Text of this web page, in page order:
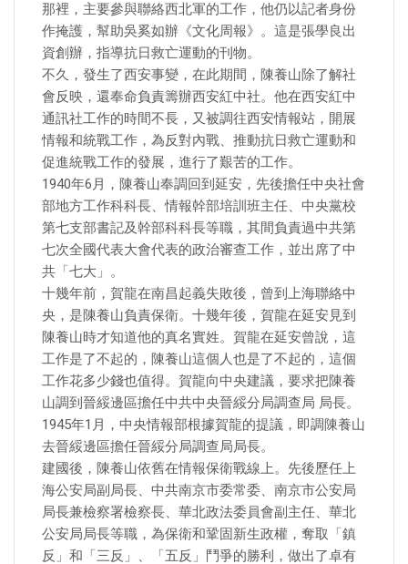
那裡，主要參與聯絡西北軍的工作，他仍以記者身份
作掩護，幫助吳奚如辦《文化周報》。這是張學良出
資創辦，指導抗日救亡運動的刊物。
不久，發生了西安事變，在此期間，陳養山除了解社
會反映，還奉命負責籌辦西安紅中社。他在西安紅中
通訊社工作的時間不長，又被調往西安情報站，開展
情報和統戰工作，為反對內戰、推動抗日救亡運動和
促進統戰工作的發展，進行了艱苦的工作。
1940年6月，陳養山奉調回到延安，先後擔任中央社會
部地方工作科科長、情報幹部培訓班主任、中央黨校
第七支部書記及幹部科科長等職，其間負責過中共第
七次全國代表大會代表的政治審查工作，並出席了中
共「七大」。
十幾年前，賀龍在南昌起義失敗後，曾到上海聯絡中
央，是陳養山負責保衛。十幾年後，賀龍在延安見到
陳養山時才知道他的真名實姓。賀龍在延安曾說，這
工作是了不起的，陳養山這個人也是了不起的，這個
工作花多少錢也值得。賀龍向中央建議，要求把陳養
山調到晉綏邊區擔任中共中央晉綏分局調查局 局長。
1945年1月，中央情報部根據賀龍的提議，即調陳養山
去晉綏邊區擔任晉綏分局調查局局長。
建國後，陳養山依舊在情報保衛戰線上。先後歷任上
海公安局副局長、中共南京市委常委、南京市公安局
局長兼檢察署檢察長、華北政法委員會副主任、華北
公安局局長等職，為保衛和鞏固新生政權，奪取「鎮
反」和「三反」、「五反」鬥爭的勝利，做出了卓有